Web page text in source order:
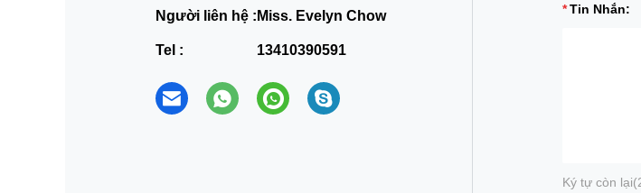
Người liên hệ : Miss. Evelyn Chow
Tel : 13410390591
Tin Nhắn:
Ký tự còn lại(